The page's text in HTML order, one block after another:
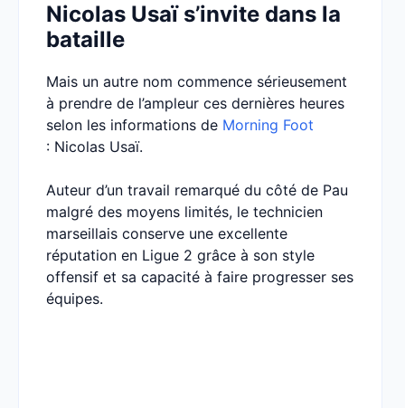
Nicolas Usaï s’invite dans la
bataille
Mais un autre nom commence sérieusement
à prendre de l’ampleur ces dernières heures
selon les informations de Morning Foot
: Nicolas Usaï.
Auteur d’un travail remarqué du côté de Pau
malgré des moyens limités, le technicien
marseillais conserve une excellente
réputation en Ligue 2 grâce à son style
offensif et sa capacité à faire progresser ses
équipes.